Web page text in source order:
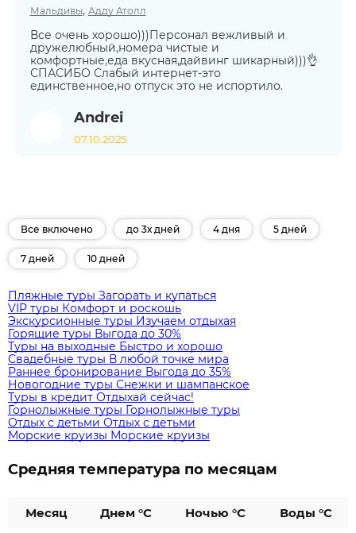
Мальдивы, Адду Атолл
Все очень хорошо)))Персонал вежливый и
дружелюбный,номера чистые и
комфортные,еда вкусная,дайвинг шикарный)))👌
СПАСИБО Слабый интернет-это
единственное,но отпуск это не испортило.
Andrei
07.10.2025
Все включено до 3х дней 4 дня 5 дней
7 дней 10 дней
Пляжные туры Загорать и купаться
VIP туры Комфорт и роскошь
Экскурсионные туры Изучаем отдыхая
Горящие туры Выгода до 30%
Туры на выходные Быстро и хорошо
Свадебные туры В любой точке мира
Раннее бронирование Выгода до 35%
Новогодние туры Снежки и шампанское
Туры в кредит Отдыхай сейчас!
Горнолыжные туры Горнолыжные туры
Отдых с детьми Отдых с детьми
Морские круизы Морские круизы
Средняя температура по месяцам
Месяц Днем °C Ночью °C Воды °C